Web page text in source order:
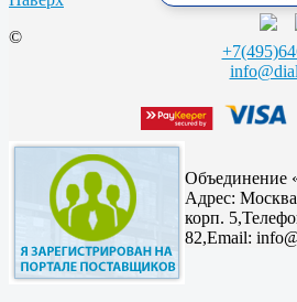
©
Объединение
Адрес:
корп. 5,
82,Email: